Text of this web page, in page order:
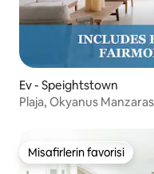
Ev - Speightstown
Plaja, Okyanus
Misafirlerin favorisi
Misafirlerin favorisi